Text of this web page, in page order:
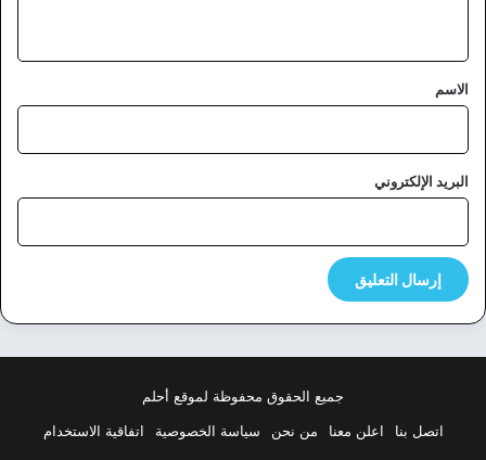
*
الاسم
البريد الإلكتروني
جميع الحقوق محفوظة لموقع أحلم
اتصل بنا
اعلن معنا من نحن سياسة الخصوصية اتفاقية الاستخدام